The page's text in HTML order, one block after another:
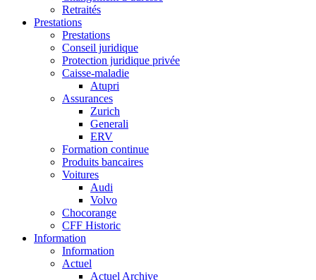
Retraités
Prestations
Prestations
Conseil juridique
Protection juridique privée
Caisse-maladie
Atupri
Assurances
Zurich
Generali
ERV
Formation continue
Produits bancaires
Voitures
Audi
Volvo
Chocorange
CFF Historic
Information
Information
Actuel
Actuel Archive